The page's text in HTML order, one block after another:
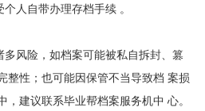
人自带办理存档手续 。
风险，如档案可能被私自拆封、篡
整性；也可能因保管不当导致档 案损
，建议联系毕业帮档案服务机中 心。